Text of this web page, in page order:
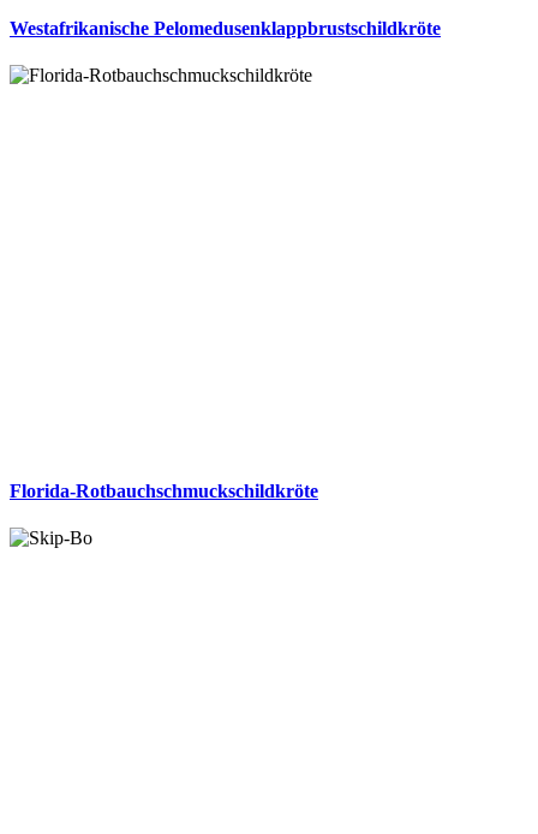
Westafrikanische Pelomedusenklappbrustschildkröte
Florida-Rotbauchschmuckschildkröte